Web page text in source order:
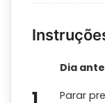
Dia
Parar